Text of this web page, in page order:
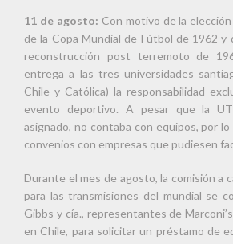
11 de agosto: Con motivo de la
de la Copa Mundial de Fútbol de 1962 y
reconstrucción post terremoto de
entrega a las tres universidades
Chile y Católica) la responsabilidad
evento deportivo. A pesar que la
asignado, no contaba con equipos, por
convenios con empresas que pudiesen
Durante el mes de agosto, la comisión a
para las transmisiones del mundial se
Gibbs y cía., representantes de
en Chile, para solicitar un préstamo de